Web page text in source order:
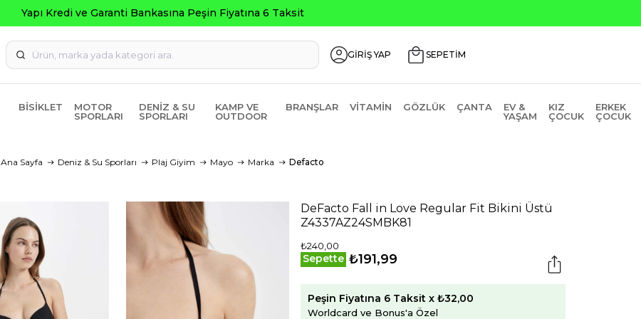
Yapı Kredi ve Garanti Bankasına Peşin Fiyatına 6 Taksit
GİRİŞ YAP SEPETİM
BISIKLET
MOTOR
SPORLARI
DENIZ & SU
SPORLARI
KAMP VE
OUTDOOR
BRANŞLAR VITAMIN GÖZLÜK ÇANTA
EV &
YAŞAM
KIZ
ÇOCUK
ERKEK
ÇOCUK
Ana Sayfa Deniz & Su Sporları Plaj Giyim Mayo Marka Defacto
DeFacto Fall in Love Regular Fit Bikini Üstü
Z4337AZ24SMBK81
₺240,00
Sepette ₺191,99
Peşin Fiyatına 6 Taksit x ₺32,00
Worldcard ve Bonus'a Özel